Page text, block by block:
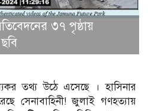
৩৭ পৃষ্ঠায়
তথ্য উঠে এসেছে । হাসিনার
সেনাবাহিনী! জুলাই গণহত্যায়